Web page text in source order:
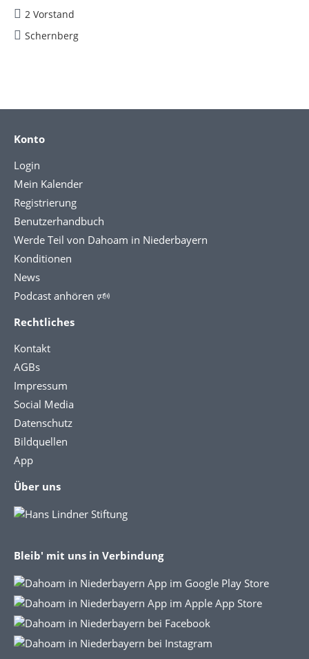
2 Vorstand
Schernberg
Konto
Login
Mein Kalender
Registrierung
Benutzerhandbuch
Werde Teil von Dahoam in Niederbayern
Konditionen
News
Podcast anhören 🕬
Rechtliches
Kontakt
AGBs
Impressum
Social Media
Datenschutz
Bildquellen
App
Über uns
Bleib' mit uns in Verbindung